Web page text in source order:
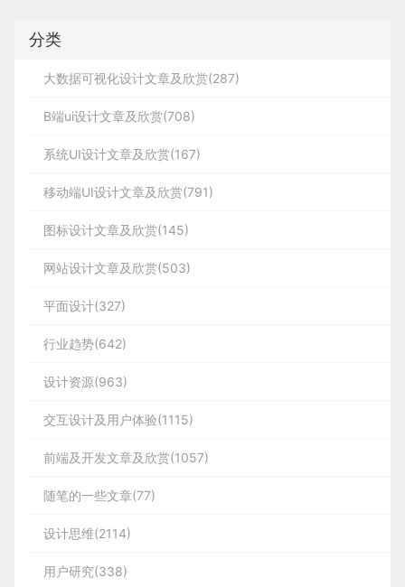
分类
大数据可视化设计文章及欣赏(287)
B端ui设计文章及欣赏(708)
系统UI设计文章及欣赏(167)
移动端UI设计文章及欣赏(791)
图标设计文章及欣赏(145)
网站设计文章及欣赏(503)
平面设计(327)
行业趋势(642)
设计资源(963)
交互设计及用户体验(1115)
前端及开发文章及欣赏(1057)
随笔的一些文章(77)
设计思维(2114)
用户研究(338)